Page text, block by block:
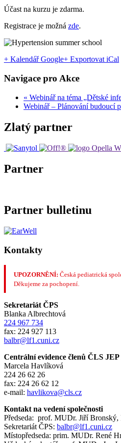
Účast na kurzu je zdarma.
Registrace je možná zde.
+ Kalendář Google+ Exportovat iCal
Navigace pro Akce
« Webinář na téma „Dětské
Webinář – Plánování budoucí
Zlatý partner
Partner
Partner bulletinu
Kontakty
UPOZORNĚNÍ: Česká pediatrická
Děkujeme za pochopení.
Sekretariát ČPS
Blanka Albrechtová
224 967 734
fax: 224 927 113
balbr@lf1.cuni.cz
Centrální evidence členů ČLS JEP
Marcela Havlíková
224 26 62 26
fax: 224 26 62 12
e-mail: havlikova@cls.cz
Kontakt na vedení společnosti
Předseda: prof. MUDr. Jiří Bronský,
Sekretariát ČPS: balbr@lf1.cuni.cz
Místopředseda: prim. MUDr. René